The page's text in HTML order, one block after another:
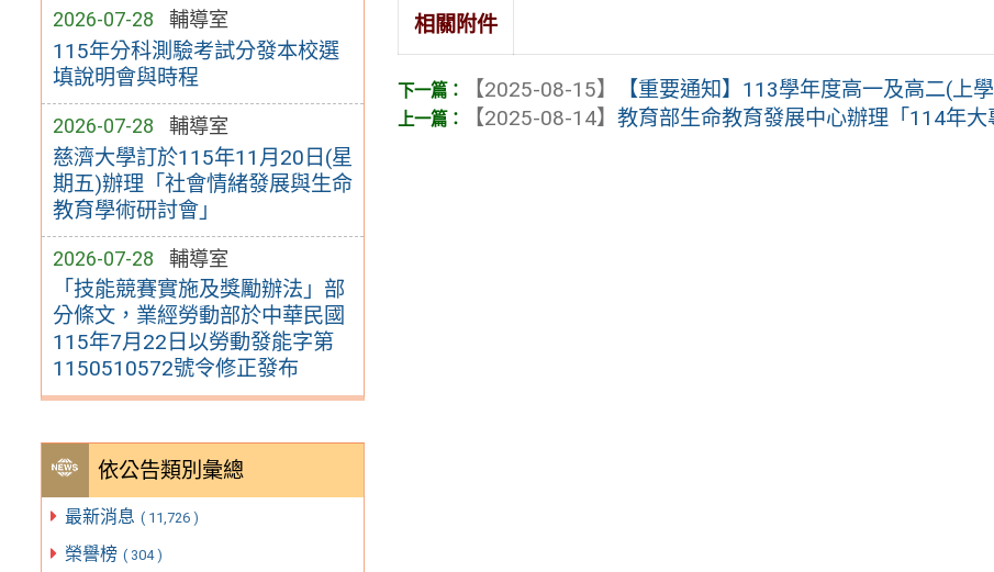
2026-07-28 輔導室
115年分科測驗考試分發本校選
填說明會與時程
2026-07-28 輔導室
慈濟大學訂於115年11月20日(星
期五)辦理「社會情緒發展與生命
教育學術研討會」
2026-07-28 輔導室
「技能競賽實施及獎勵辦法」部
分條文，業經勞動部於中華民國
115年7月22日以勞動發能字第
1150510572號令修正發布
依公告類別彙總
最新消息 ( 11,726 )
榮譽榜 ( 304 )
相關附件
【2025-08-15】
【重要通知】113學年度高一及高二(上
【2025-08-14】教育部生命教育發展中心辦理「114年